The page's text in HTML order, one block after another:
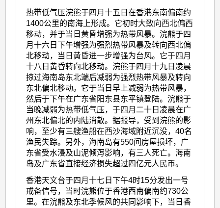
热带低气压浣熊于四月十五日在香港东南偏南约
1400公里的南海上形成。它初时大致向西北偏西
移动，并于当日黄昏增强为热带风暴。浣熊于四
月十六日下午增强为强烈热带风暴及转向西北偏
北移动，当日黄昏进一步增强为台风。它于四月
十八日黄昏转向北移动。浣熊于四月十九日凌晨
掠过海南岛东北端后减弱为强烈热带风暴及转向
东北偏北移动。它于当日早上减弱为热带风暴，
然后于下午在广东省阳东县东平镇登陆。浣熊于
当晚减弱为热带低气压，于四月二十日凌晨在广
州东北偏北的内陆消散。据报导，受到浣熊的影
响，至少有三艘渔船在西沙海域附近沉没，40名
渔民失踪。另外，海南岛有550间房屋损坏，广
东省受水浸及山泥倾泻影响，有三人死亡。海南
岛及广东省直接经济损失超过四亿元人民币。
香港天文台于四月十七日下午4时15分发出一号
戒备信号，当时浣熊位于香港西南偏南约730公
里。在浣熊及东北季候风的共同影响下，当日香